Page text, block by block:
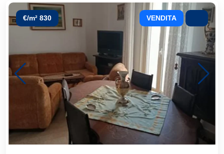
€/m² 830 VENDITA